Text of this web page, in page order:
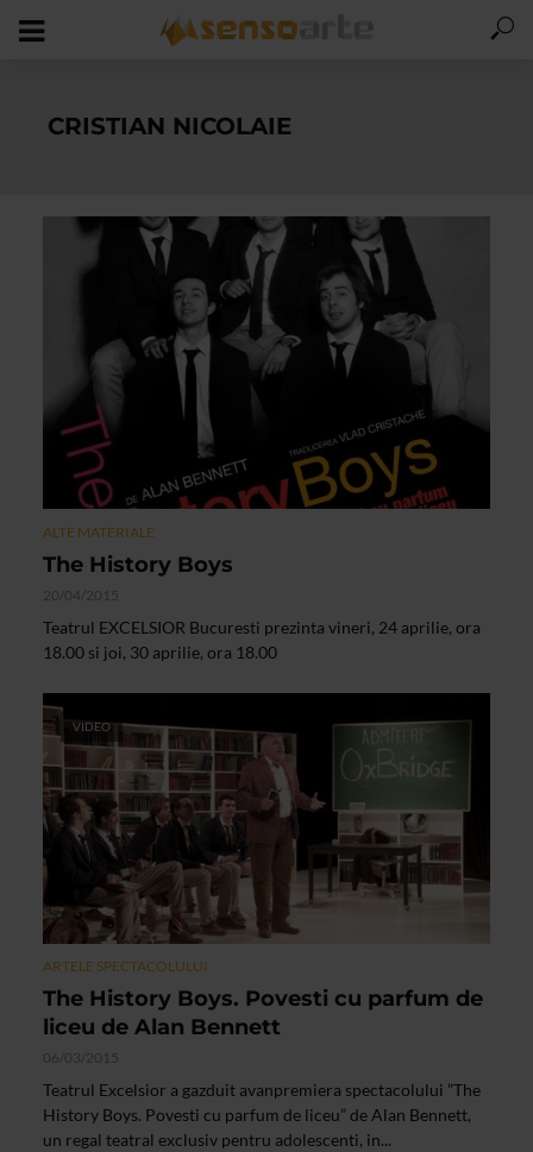
CRISTIAN NICOLAIE
ALTE MATERIALE
The History Boys
20/04/2015
Teatrul EXCELSIOR Bucuresti prezinta vineri, 24 aprilie, ora
18.00 si joi, 30 aprilie, ora 18.00
VIDEO
ARTELE SPECTACOLULUI
The History Boys. Povesti cu parfum de
liceu de Alan Bennett
06/03/2015
Teatrul Excelsior a gazduit avanpremiera spectacolului ”The
History Boys. Povesti cu parfum de liceu” de Alan Bennett,
un regal teatral exclusiv pentru adolescenti, in...